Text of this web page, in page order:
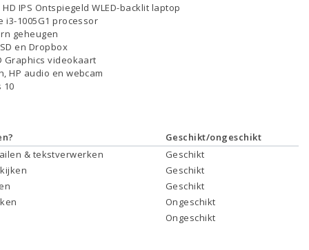
HD IPS Ontspiegeld WLED-backlit laptop
i3-1005G1 processor
geheugen
en Dropbox
Graphics videokaart
HP audio en webcam
10
Geschikt/ongeschikt
& tekstverwerken
Geschikt
Geschikt
Geschikt
Ongeschikt
Ongeschikt